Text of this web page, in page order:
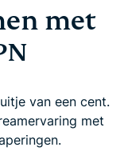
met
van een cent.
met